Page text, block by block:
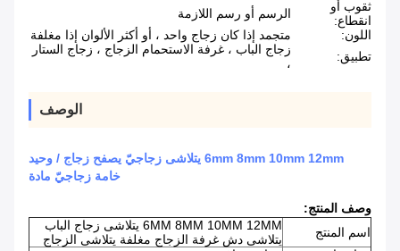
ثقوب أو
انقطاع:
الرسم أو رسم اللازمة
اللون:
متجمد إذا كان زجاج واحد ، أو أكثر الألوان إذا مغلفة
تطبيق:
زجاج الباب ، غرفة الاستحمام الزجاج ، زجاج الستار
،
الوصف
6mm 8mm 10mm 12mm يتلاشى زجاجيّ يصفح زجاج / وحيد
خامة زجاجيّ مادة
وصف المنتج:
اسم المنتج
6MM 8MM 10MM 12MM يتلاشى زجاج الباب
يتلاشى دش غرفة الزجاج مغلفة يتلاشى الزجاج